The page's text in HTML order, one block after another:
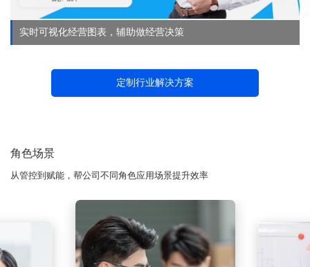
实时可视化经营图表，辅助做经营决策
定制行业解决方案
角色场景
从管控到赋能，帮公司不同角色应用场景提升效率